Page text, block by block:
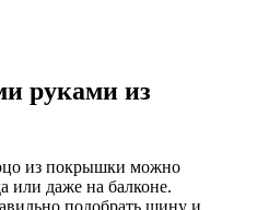
руками из
из покрышки можно
подобрать шину и